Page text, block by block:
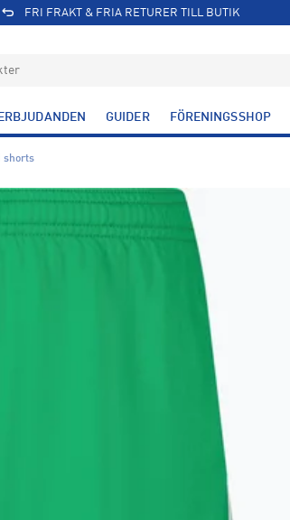
FRI FRAKT & FRIA RETURER TILL BUTIK
ERBJUDANDEN GUIDER FÖRENINGSSHOP
shorts